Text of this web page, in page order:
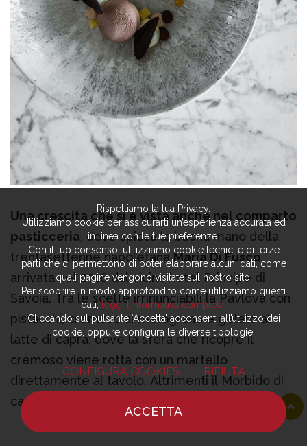
Una crescita che si è vista anche nel comparto
pasticceria , dove spicca la buona mano della
trentasettenne napoletanaMaria Di Fusco,
arrivata nel 2016 dal vicino hotel Principe di
Savoia. Tra le scelte irrinunciabili la Pavlova con
pistacchi, cremoso al melograno e gelato al
latte di capra, dove la sfera che ricopre il
cremoso viene rotta con un martello
direttamente al tavolo. Altrimenti il Morbido di
castagne con cuore di cachi, cioccolato
affumicato e limoni. Infine, da qualche tempo
Rispettiamo la tua Privacy.
Utilizziamo cookie per assicurarti un’esperienza accurata ed
in linea con le tue preferenze.
Con il tuo consenso, utilizziamo cookie tecnici e di terze
parti che ci permettono di poter elaborare alcuni dati, come
quali pagine vengono visitate sul nostro sito.
Per scoprire in modo approfondito come utilizziamo questi
dati,leggi l’informativa completa
Cliccando sul pulsante ‘Accetta’ acconsenti all’utilizzo dei
cookie, oppure configura le diverse tipologie.
CONFIGURA COOKIES RIFIUTA
ACCETTA